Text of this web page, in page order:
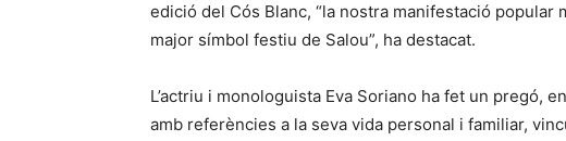
edició del Cós Blanc, “la nostra manifestació popular
major símbol festiu de Salou”, ha destacat.
L’actriu i monologuista Eva Soriano ha fet un pregó,
amb referències a la seva vida personal i familiar,